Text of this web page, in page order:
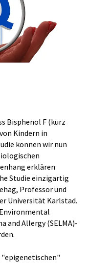
Bisphenol F (kurz
Kindern in
können wir nun
erklären
Studie einzigartig
Professor und
Universität Karlstad.
and Allergy (SELMA)-
"epigenetischen"